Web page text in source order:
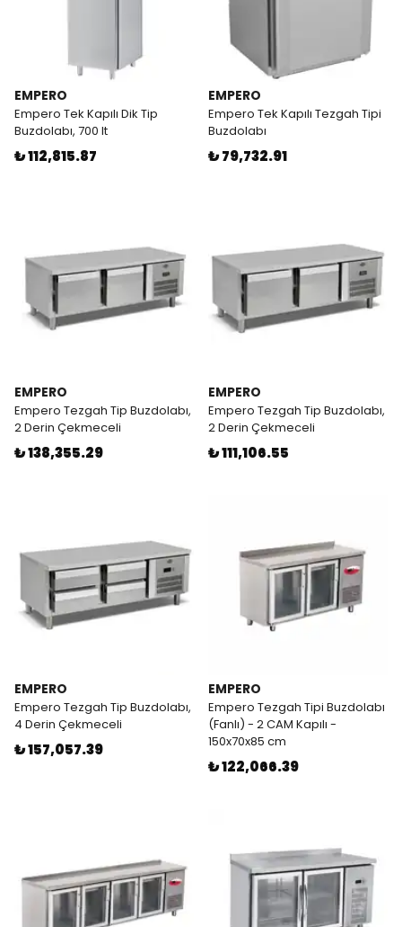
EMPERO
Empero Tek Kapılı Dik Tip
Buzdolabı, 700 lt
₺ 112,815.87
EMPERO
Empero Tek Kapılı Tezgah Tipi
Buzdolabı
₺ 79,732.91
EMPERO
Empero Tezgah Tip Buzdolabı,
2 Derin Çekmeceli
₺ 138,355.29
EMPERO
Empero Tezgah Tip Buzdolabı,
2 Derin Çekmeceli
₺ 111,106.55
EMPERO
Empero Tezgah Tip Buzdolabı,
4 Derin Çekmeceli
₺ 157,057.39
EMPERO
Empero Tezgah Tipi Buzdolabı
(Fanlı) - 2 CAM Kapılı -
150x70x85 cm
₺ 122,066.39